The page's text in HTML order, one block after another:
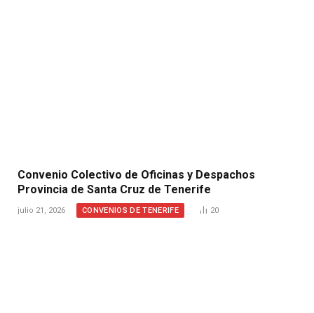
Convenio Colectivo de Oficinas y Despachos
Provincia de Santa Cruz de Tenerife
julio 21, 2026 CONVENIOS DE TENERIFE 20